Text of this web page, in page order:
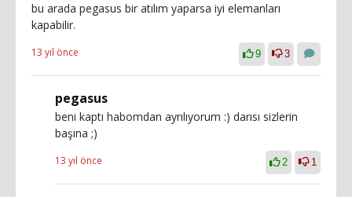
bu arada pegasus bir atılım yaparsa iyi elemanları
kapabilir.
13 yıl önce 9 3
pegasus
beni kaptı habomdan ayrılıyorum :) darısı sizlerin
başına ;)
13 yıl önce 2 1